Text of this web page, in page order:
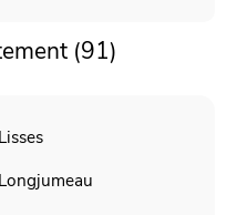
(91)
Lisses
Longjumeau